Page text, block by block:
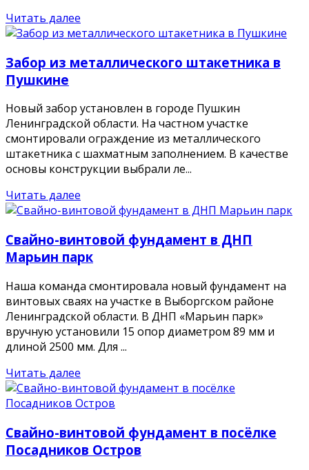
Читать далее
Забор из металлического штакетника в
Пушкине
Новый забор установлен в городе Пушкин
Ленинградской области. На частном участке
смонтировали ограждение из металлического
штакетника с шахматным заполнением. В качестве
основы конструкции выбрали ле...
Читать далее
Свайно-винтовой фундамент в ДНП
Марьин парк
Наша команда смонтировала новый фундамент на
винтовых сваях на участке в Выборгском районе
Ленинградской области. В ДНП «Марьин парк»
вручную установили 15 опор диаметром 89 мм и
длиной 2500 мм. Для ...
Читать далее
Свайно-винтовой фундамент в посёлке
Посадников Остров